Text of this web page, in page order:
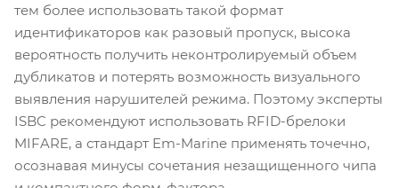
тем более использовать такой формат
идентификаторов как разовый пропуск, высока
вероятность получить неконтролируемый объем
дубликатов и потерять возможность визуального
выявления нарушителей режима. Поэтому эксперты
ISBC рекомендуют использовать RFID-брелоки
MIFARE, а стандарт Em-Marine применять точечно,
осознавая минусы сочетания незащищенного чипа